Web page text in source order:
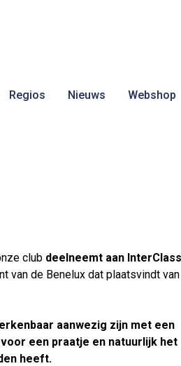
Regios Nieuws Webshop
club deelneemt aan
van de Benelux dat plaatsvindt van
aanwezig zijn met een
een praatje en natuurlijk het
heeft.